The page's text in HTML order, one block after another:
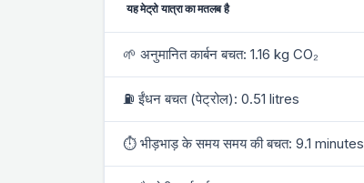
यह मेट्रो यात्रा का मतलब है
🌱 अनुमानित कार्बन बचत: 1.16 kg CO₂
⛽ ईंधन बचत (पेट्रोल): 0.51 litres
⏱ भीड़भाड़ के समय समय की बचत: 9.1 minutes